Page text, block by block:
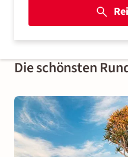
Die schönsten